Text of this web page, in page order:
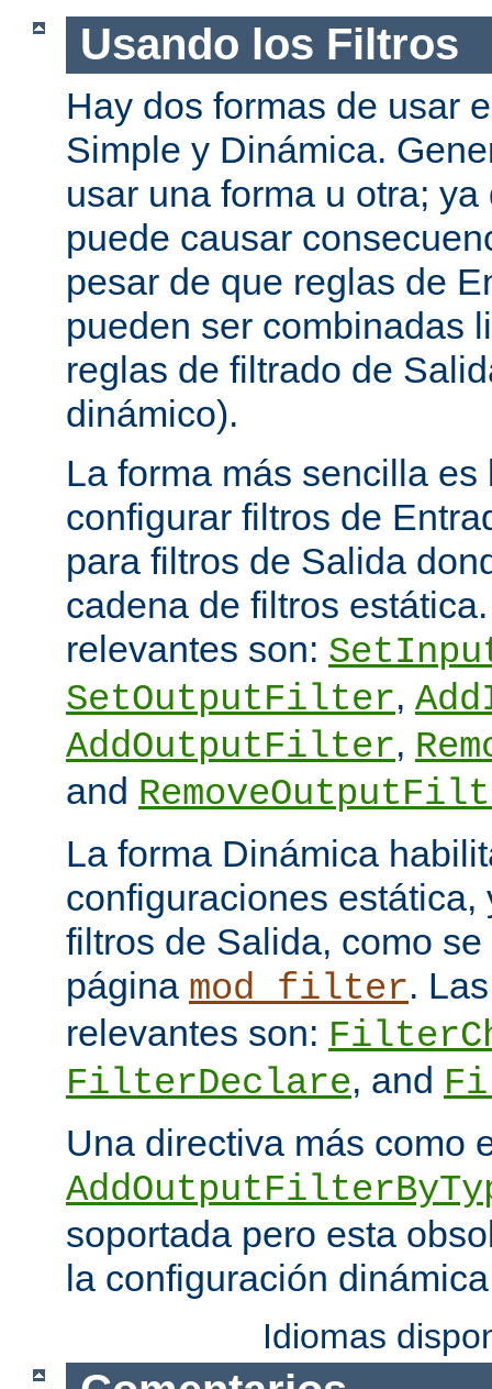
Usando los Filtros
Hay dos formas de usar
Simple y Dinámica.
usar una forma u otra;
puede causar
pesar de que reglas de
pueden ser combinadas
reglas de filtrado de
dinámico).
La forma más sencilla
configurar filtros de
para filtros de Salida
cadena de filtros
relevantes son:
SetOutputFilter,
AddOutputFilter,
and
La forma Dinámica
configuraciones
filtros de Salida, como
página mod_filter.
relevantes son:
FilterDeclare, and
Una directiva más como
soportada pero esta
la configuración
Idiomas